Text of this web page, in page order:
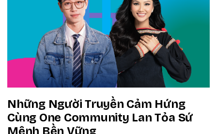
Những Người Truyền Cảm Hứng
Cùng One Community Lan Tỏa Sứ
Mệnh Bền Vững